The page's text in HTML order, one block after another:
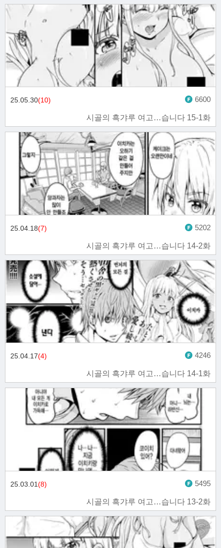
시골의 흑갸루 여고…습니다 15-1화
25.05.30(10) 6600
시골의 흑갸루 여고…습니다 14-2화
25.04.18(7) 5202
시골의 흑갸루 여고…습니다 14-1화
25.04.17(4) 4246
시골의 흑갸루 여고…습니다 13-2화
25.03.01(8) 5495